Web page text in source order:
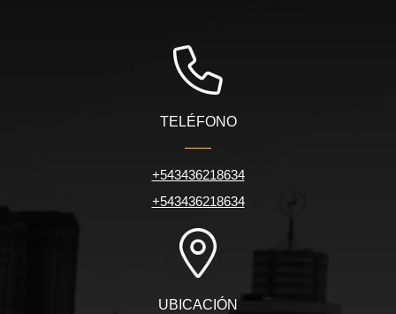
TELÉFONO
+543436218634
+543436218634
UBICACIÓN